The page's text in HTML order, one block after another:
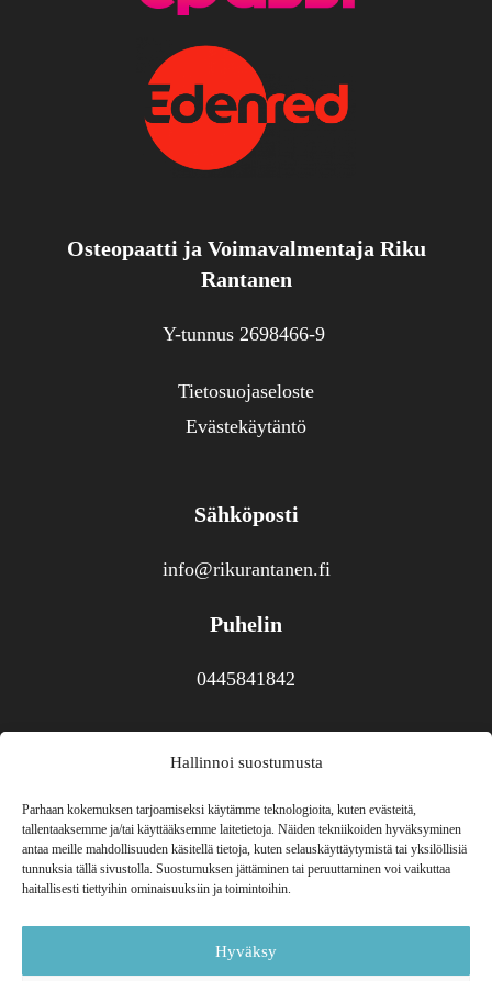
Hallinnoi suostumusta
Parhaan kokemuksen tarjoamiseksi käytämme teknologioita, kuten evästeitä,
tallentaaksemme ja/tai käyttääksemme laitetietoja. Näiden tekniikoiden hyväksyminen
antaa meille mahdollisuuden käsitellä tietoja, kuten selauskäyttäytymistä tai yksilöllisiä
tunnuksia tällä sivustolla. Suostumuksen jättäminen tai peruuttaminen voi vaikuttaa
haitallisesti tiettyihin ominaisuuksiin ja toimintoihin.
Hyväksy
Osteopaatti ja Voimavalmentaja Riku
Rantanen
Y-tunnus 2698466-9
Tietosuojaseloste
Evästekäytäntö
Sähköposti
info@rikurantanen.fi
Puhelin
0445841842
Yhteistyössä